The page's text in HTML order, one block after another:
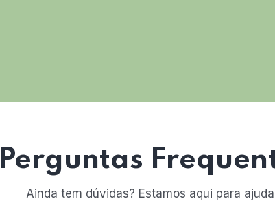
Perguntas
Ainda tem dúvidas? Estamos aqui para